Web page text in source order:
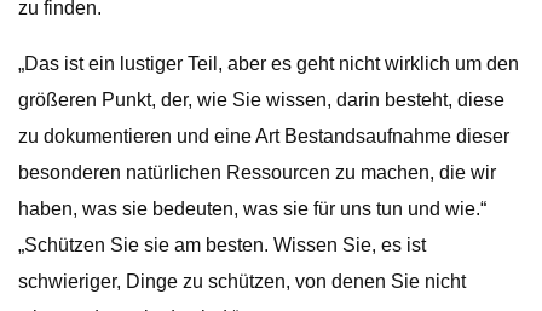
zu finden.
„Das ist ein lustiger Teil, aber es geht nicht wirklich um den
größeren Punkt, der, wie Sie wissen, darin besteht, diese
zu dokumentieren und eine Art Bestandsaufnahme dieser
besonderen natürlichen Ressourcen zu machen, die wir
haben, was sie bedeuten, was sie für uns tun und wie.“
„Schützen Sie sie am besten. Wissen Sie, es ist
schwieriger, Dinge zu schützen, von denen Sie nicht